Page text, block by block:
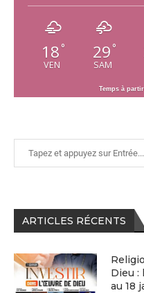
18 °
VEN
29 °
SAM
Temps à
ARTICLES RÉCENTS
Dieu :
au 18